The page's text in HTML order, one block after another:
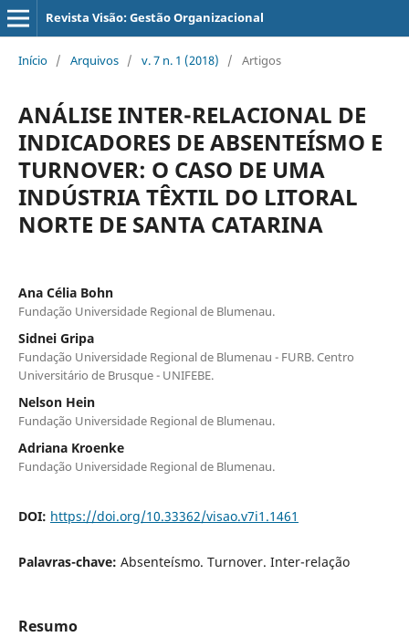
Revista Visão: Gestão Organizacional
Início / Arquivos / v. 7 n. 1 (2018) / Artigos
ANÁLISE INTER-RELACIONAL DE
INDICADORES DE ABSENTEÍSMO E
TURNOVER: O CASO DE UMA
INDÚSTRIA TÊXTIL DO LITORAL
NORTE DE SANTA CATARINA
Ana Célia Bohn
Fundação Universidade Regional de Blumenau.
Sidnei Gripa
Fundação Universidade Regional de Blumenau - FURB. Centro
Universitário de Brusque - UNIFEBE.
Nelson Hein
Fundação Universidade Regional de Blumenau.
Adriana Kroenke
Fundação Universidade Regional de Blumenau.
DOI: https://doi.org/10.33362/visao.v7i1.1461
Palavras-chave: Absenteísmo. Turnover. Inter-relação
Resumo